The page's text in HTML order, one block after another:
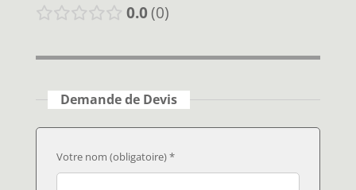
0.0 0
Demande de Devis
Votre nom (obligatoire) *